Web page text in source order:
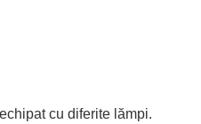
cu diferite lămpi.